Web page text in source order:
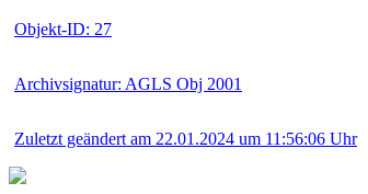
Objekt-ID: 27
Archivsignatur: AGLS Obj 2001
Zuletzt geändert am 22.01.2024 um 11:56:06 Uhr